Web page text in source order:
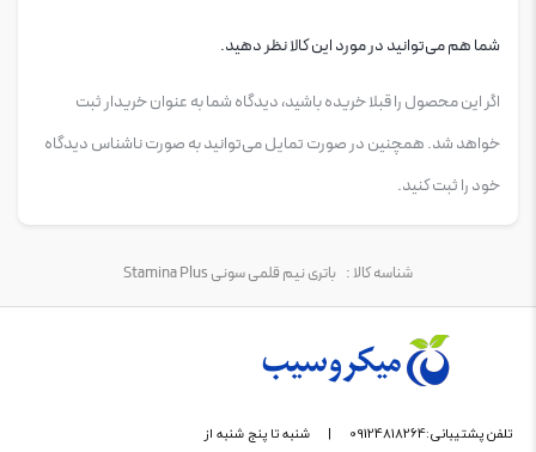
شما هم می‌توانید در مورد این کالا نظر دهید.
اگر این محصول را قبلا خریده باشید، دیدگاه شما به عنوان خریدار ثبت
خواهد شد. همچنین در صورت تمایل می‌توانید به صورت ناشناس دیدگاه
خود را ثبت کنید.
شناسه کالا : باتری نیم قلمی سونی Stamina Plus
تلفن پشتیبانی:09124818264 |
شنبه تا پنج شنبه از